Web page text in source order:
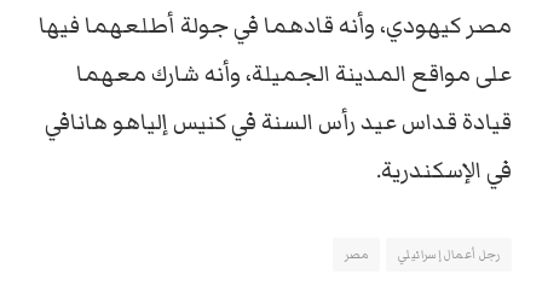
مصر كيهودي، وأنه قادهما في جولة أطلعهما فيها
على مواقع المدينة الجميلة، وأنه شارك معهما
قيادة قداس عيد رأس السنة في كنيس إلياهو هانافي
في الإسكندرية.
رجل أعمال إسرائيلي مصر